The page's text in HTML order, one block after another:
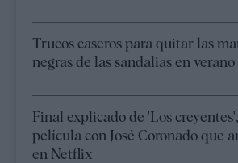
Trucos caseros para quitar las
negras de las sandalias en verano
Final explicado de 'Los
película con José Coronado que
en Netflix